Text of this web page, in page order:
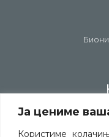
Ја цениме
Користиме